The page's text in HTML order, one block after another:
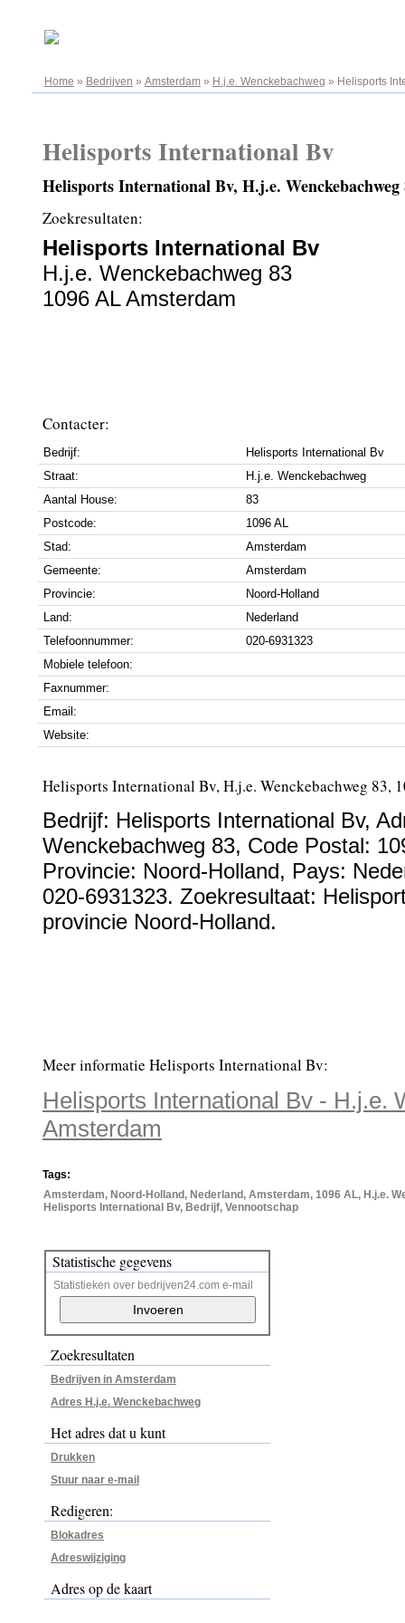
Home » Bedrijven » Amsterdam » H.j.e. Wenckebachweg » Helisports
Helisports International Bv
Helisports International Bv, H.j.e.
Zoekresultaten:
Helisports International Bv
H.j.e. Wenckebachweg 83
1096 AL Amsterdam
Contacter:
Bedrijf:
Helisports International Bv
Straat:
H.j.e. Wenckebachweg
Aantal House:
83
Postcode:
1096 AL
Stad:
Amsterdam
Gemeente:
Amsterdam
Provincie:
Noord-Holland
Land:
Nederland
Telefoonnummer:
020-6931323
Mobiele telefoon:
Faxnummer:
Email:
Website:
Helisports International Bv, H.j.e. Wenckebachweg 83,
Bedrijf: Helisports International Bv,
Wenckebachweg 83, Code Postal:
Provincie: Noord-Holland, Pays:
020-6931323. Zoekresultaat:
provincie Noord-Holland.
Meer informatie Helisports International Bv:
Helisports International Bv - H.j.e.
Amsterdam
Tags:
Amsterdam, Noord-Holland, Nederland, Amsterdam, 1096 AL, H.j.e.
Helisports International Bv, Bedrijf, Vennootschap
Statistische gegevens
Statistieken over bedrijven24.com e-mail
Zoekresultaten
Bedrijven in Amsterdam
Adres H.j.e. Wenckebachweg
Het adres dat u kunt
Drukken
Stuur naar e-mail
Redigeren:
Blokadres
Adreswijziging
Adres op de kaart